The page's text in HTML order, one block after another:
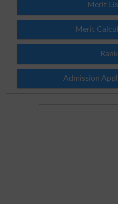
Merit
Merit
Admission